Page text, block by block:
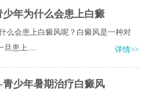
年为什么会患上白癜
么会患上白癜风呢？白癜风是一种对
旦患上.....
详情>>
少年暑期治疗白癜风